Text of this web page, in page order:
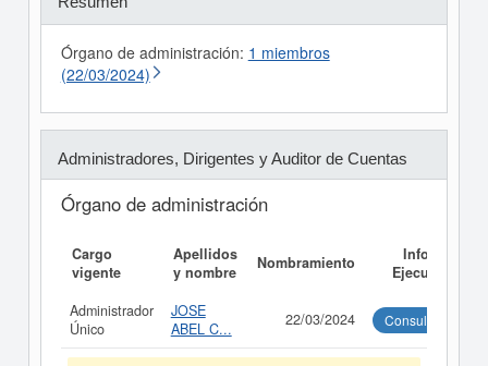
Órgano de administración: 1 miembros
(22/03/2024)
Administradores, Dirigentes y Auditor de Cuentas
Órgano de administración
Cargo
vigente
Apellidos
y nombre
Nombramiento
Informe
Ejecutivo
Administrador
Único
JOSE
ABEL C...
22/03/2024 Consultar